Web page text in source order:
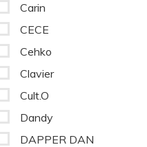
Carin
CECE
Cehko
Clavier
Cult.O
Dandy
DAPPER DAN